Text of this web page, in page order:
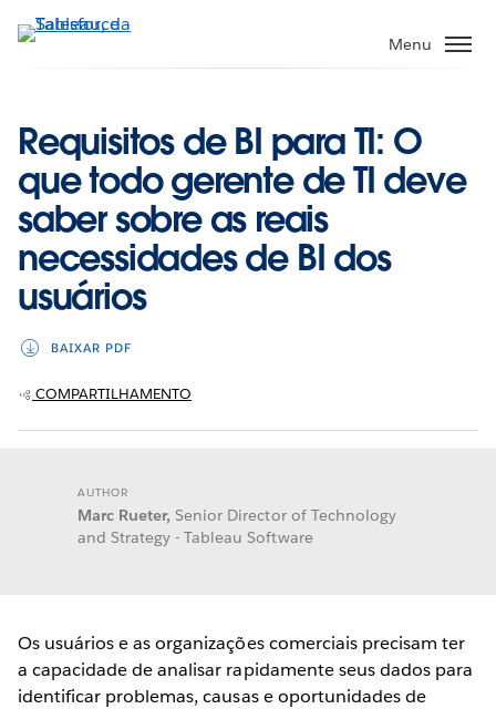
Pular
para
Menu
Requisitos de BI para TI: O
que todo gerente de TI deve
saber sobre as reais
necessidades de BI dos
usuários
BAIXAR PDF
COMPARTILHAMENTO
AUTHOR
Marc Rueter, Senior Director of Technology
and Strategy - Tableau Software
Os usuários e as organizações comerciais precisam ter
a capacidade de analisar rapidamente seus dados para
identificar problemas, causas e oportunidades de